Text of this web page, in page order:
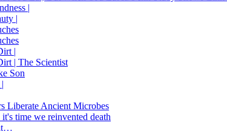
|
|
|
| The Scientist
Son
Liberate Ancient Microbes
time we reinvented death